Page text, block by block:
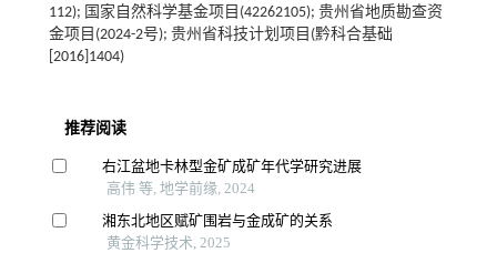
112); 国家自然科学基金项目(42262105); 贵州省地质勘查资
金项目(2024-2号); 贵州省科技计划项目(黔科合基础
[2016]1404)